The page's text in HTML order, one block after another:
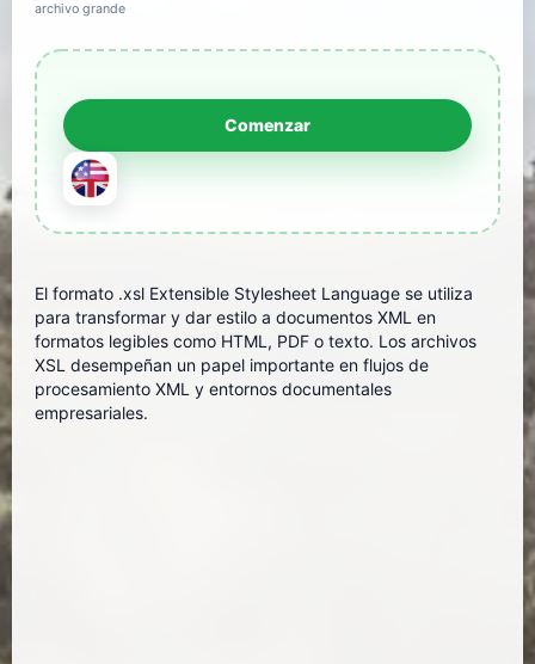
archivo grande
El formato .xsl Extensible Stylesheet Language se utiliza
para transformar y dar estilo a documentos XML en
formatos legibles como HTML, PDF o texto. Los archivos
XSL desempeñan un papel importante en flujos de
procesamiento XML y entornos documentales
empresariales.